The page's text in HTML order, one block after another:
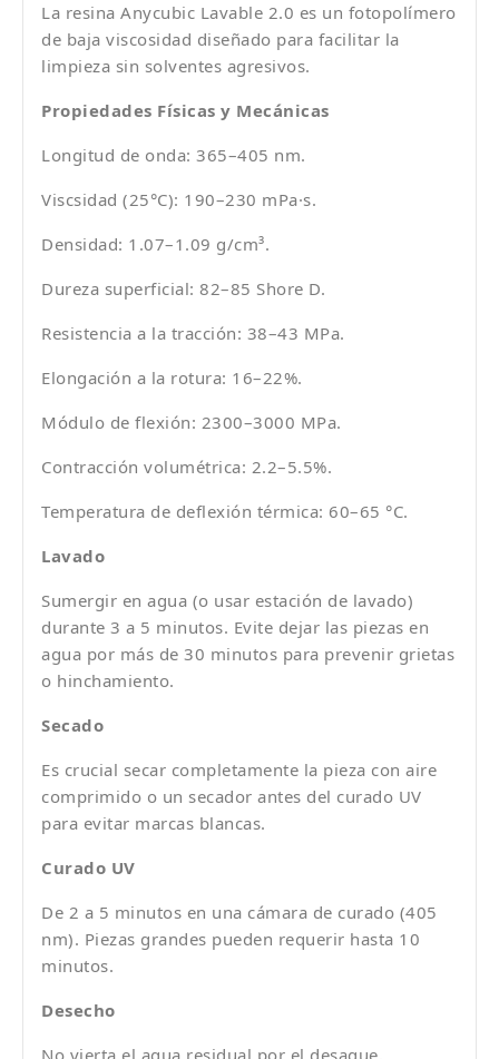
La resina Anycubic Lavable 2.0 es un fotopolímero
de baja viscosidad diseñado para facilitar la
limpieza sin solventes agresivos.
Propiedades Físicas y Mecánicas
Longitud de onda: 365–405 nm.
Viscsidad (25°C): 190–230 mPa·s.
Densidad: 1.07–1.09 g/cm³.
Dureza superficial: 82–85 Shore D.
Resistencia a la tracción: 38–43 MPa.
Elongación a la rotura: 16–22%.
Módulo de flexión: 2300–3000 MPa.
Contracción volumétrica: 2.2–5.5%.
Temperatura de deflexión térmica: 60–65 °C.
Lavado
Sumergir en agua (o usar estación de lavado)
durante 3 a 5 minutos. Evite dejar las piezas en
agua por más de 30 minutos para prevenir grietas
o hinchamiento.
Secado
Es crucial secar completamente la pieza con aire
comprimido o un secador antes del curado UV
para evitar marcas blancas.
Curado UV
De 2 a 5 minutos en una cámara de curado (405
nm). Piezas grandes pueden requerir hasta 10
minutos.
Desecho